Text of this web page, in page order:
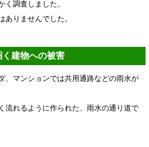
く調査しました。
ありませんでした。
建物への被害
、マンションでは共用通路などの雨水が
流れる ように作られた、雨水の通り道で